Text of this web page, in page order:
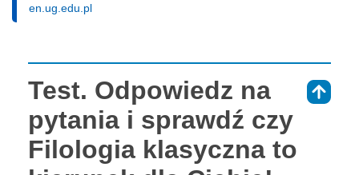
en.ug.edu.pl
Test. Odpowiedz na
pytania i sprawdź czy
Filologia klasyczna to